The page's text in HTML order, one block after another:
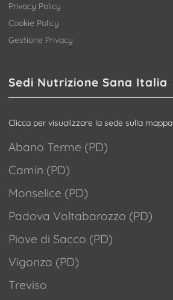
Privacy Policy
Cookie Policy
Gestione Privacy
Sedi Nutrizione Sana Italia
Clicca per visualizzare la sede sulla mappa
Abano Terme (PD)
Camin (PD)
Monselice (PD)
Padova Voltabarozzo (PD)
Piove di Sacco (PD)
Vigonza (PD)
Treviso